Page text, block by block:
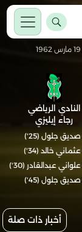
النادي الرياضي
رجاء إيليزي
صديق جلول (25')
عثماني خالد (34')
علواني عبدالقادر (30')
صديق جلول (45')
أخبار ذات صلة